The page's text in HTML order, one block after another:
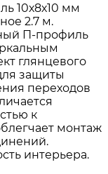
10х8х10 мм
2.7 м.
П-профиль
глянцевого
защиты
переходов
к
монтаж
интерьера.